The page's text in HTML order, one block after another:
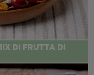
DI FRUTTA DI